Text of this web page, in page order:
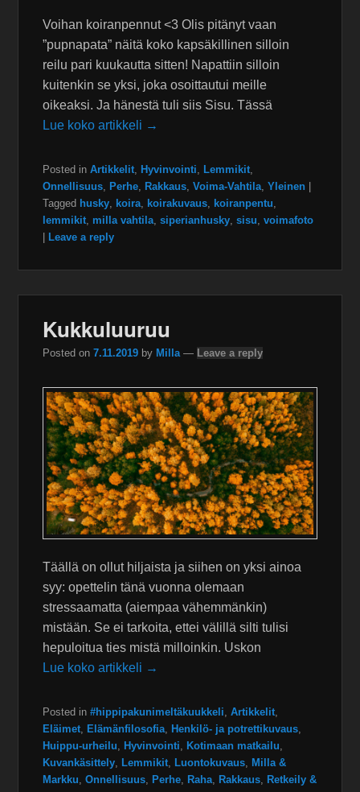
Voihan koiranpennut <3 Olis pitänyt vaan
”pupnapata” näitä koko kapsäkillinen silloin
reilu pari kuukautta sitten! Napattiin silloin
kuitenkin se yksi, joka osoittautui meille
oikeaksi. Ja hänestä tuli siis Sisu. Tässä
Lue koko artikkeli →
Posted in Artikkelit Hyvinvointi Lemmikit
Onnellisuus Perhe Rakkaus ,Voima-Vahtila ,Yleinen |
Tagged husky koira koirakuvaus koiranpentu
lemmikit milla vahtila ,siperianhusky ,sisu ,voimafoto
| Leave a reply
Kukkuluuruu
Posted on7.11.2019 by Milla — Leave a reply
Täällä on ollut hiljaista ja siihen on yksi ainoa
syy: opettelin tänä vuonna olemaan
stressaamatta (aiempaa vähemmänkin)
mistään. Se ei tarkoita, ettei välillä silti tulisi
hepuloitua ties mistä milloinkin. Uskon
Lue koko artikkeli →
Posted in #hippipakunimeltäkuukkeli ,Artikkelit
Eläimet
Elämänfilosofia Henkilö- ja potrettikuvaus
Huippu-urheilu
Hyvinvointi Kotimaan matkailu
Kuvankäsittely
Lemmikit Luontokuvaus
Milla &
Markku ,Onnellisuus Perhe Raha Rakkaus
Retkeily &